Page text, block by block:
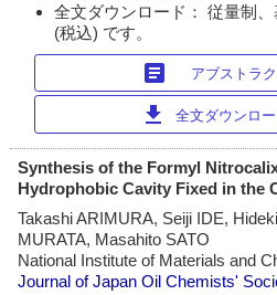
全文ダウンロード： 従量制
(税込) です。
article アブストラ
download 全文ダウンロ
Synthesis of the Formyl
Hydrophobic Cavity Fixed in the
Takashi ARIMURA, Seiji IDE,
MURATA, Masahito SATO
National Institute of Materials and
Journal of Japan Oil Chemists'